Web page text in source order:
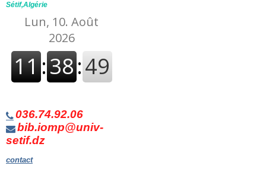
Sétif,Algérie
036.74.92.06
bib.iomp@univ-
setif.dz
contact